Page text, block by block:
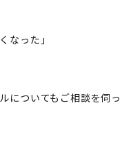
なった」
についてもご相談を伺っ